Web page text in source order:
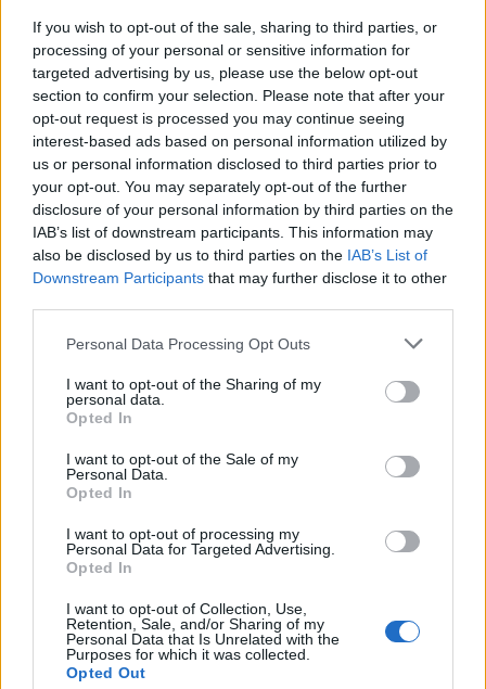
If you wish to opt-out of the sale, sharing to third parties, or
processing of your personal or sensitive information for
targeted advertising by us, please use the below opt-out
section to confirm your selection. Please note that after your
opt-out request is processed you may continue seeing
interest-based ads based on personal information utilized by
us or personal information disclosed to third parties prior to
your opt-out. You may separately opt-out of the further
disclosure of your personal information by third parties on the
IAB’s list of downstream participants. This information may
also be disclosed by us to third parties on the IAB’s List of
Downstream Participants that may further disclose it to other
Personal Data Processing Opt Outs
I want to opt-out of the Sharing of my
personal data.
Opted In
I want to opt-out of the Sale of my
Personal Data.
Opted In
I want to opt-out of processing my
Personal Data for Targeted Advertising.
Opted In
I want to opt-out of Collection, Use,
Retention, Sale, and/or Sharing of my
Personal Data that Is Unrelated with the
Purposes for which it was collected.
Opted Out
Museo Municipal del Tuero
Monumentos
Iglesia Parroquial de Santa Maria de Tours
Espacios naturales protegidos
Fuentes
Qué hacer
Rutas
Camino de Santiago Vía de la Plata
Grupo de acción local